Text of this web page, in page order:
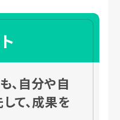
、自分や自
て、成果を